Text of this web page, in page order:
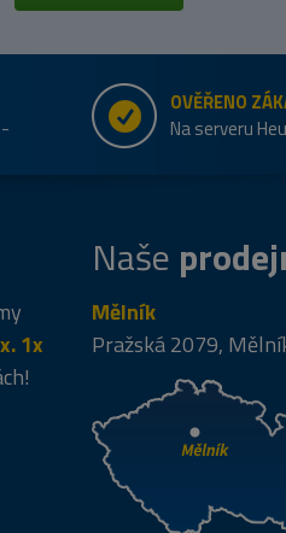
OVĚŘENO
Na serveru
1x
Naše
Mělník
Pražská 2079,